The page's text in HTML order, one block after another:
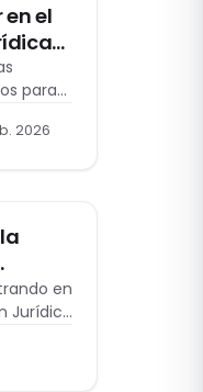
el
para
2026
en
Jurídica